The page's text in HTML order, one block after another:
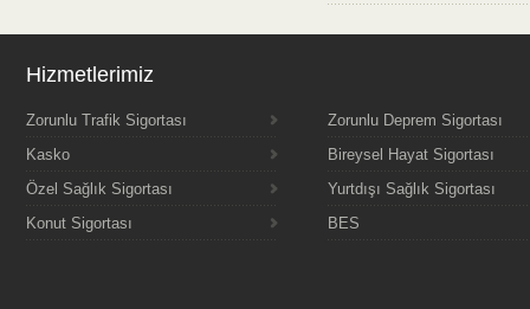
Hizmetlerimiz
Zorunlu Trafik Sigortası
Kasko
Özel Sağlık Sigortası
Konut Sigortası
Zorunlu Deprem Sigortası
Bireysel Hayat Sigortası
Yurtdışı Sağlık Sigortası
BES